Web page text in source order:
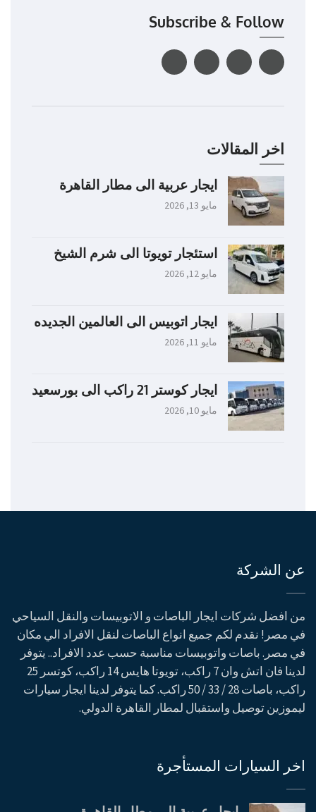
Subscribe & Follow
اخر المقالات
ايجار عربية الى مطار القاهرة
مايو 13, 2026
استئجار تويوتا الى شرم الشيخ
مايو 12, 2026
ايجار اتوبيس الى العالمين الجديده
مايو 11, 2026
ايجار كوستر 21 راكب الى بورسعيد
مايو 10, 2026
عن الشركة
من افضل شركات ايجار الباصات و الاتوبيسات والنقل السياحي
في مصر! نقدم لكم جميع انواع الباصات لنقل الافراد الي مكان
في مصر. باصات واتوبيسات مناسبة حسب عدد الافراد.. يتوفر
لدينا فان اتش وان 7 راكب، تويوتا هايس 14 راكب، كوتسر 25
راكب، باصات 28 / 33 / 50 راكب. كما يتوفر لدينا ايجار سيارات
ليموزين توصيل واستقبال لمطار القاهرة الدولي.
اخر السيارات المستأجرة